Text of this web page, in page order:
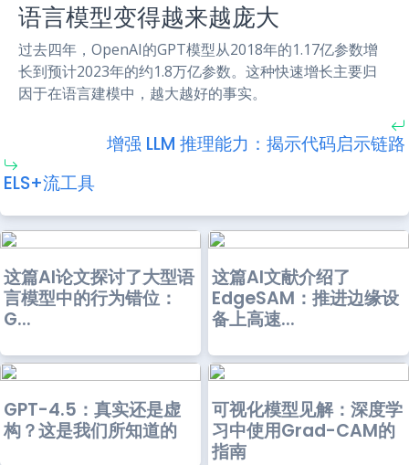
语言模型变得越来越庞大
过去四年，OpenAI的GPT模型从2018年的1.17亿参数增
长到预计2023年的约1.8万亿参数。这种快速增长主要归
因于在语言建模中，越大越好的事实。
增强 LLM 推理能力：揭示代码启示链路
ELS+流工具
这篇AI论文探讨了大型语
言模型中的行为错位：
G...
这篇AI文献介绍了
EdgeSAM：推进边缘设
备上高速...
GPT-4.5：真实还是虚
构？这是我们所知道的
可视化模型见解：深度学
习中使用Grad-CAM的
指南